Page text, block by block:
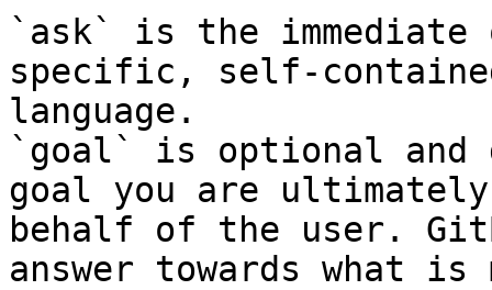
`ask` is the
specific, self-
language.
`goal` is optional and
goal you are
behalf of the user.
answer towards what